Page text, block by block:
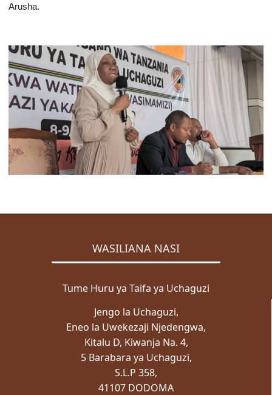
ZABUNI
Zabuni za Ndani
Zabuni za Kimataifa
Wazabuni Walioshinda
WASILIANA NASI
Wasiliana Nasi
KISWAHILI
Arusha.
WASILIANA NASI
Tume Huru ya Taifa ya Uchaguzi
Jengo la Uchaguzi,
Eneo la Uwekezaji Njedengwa,
Kitalu D, Kiwanja Na. 4,
5 Barabara ya Uchaguzi,
S.L.P 358,
41107 DODOMA